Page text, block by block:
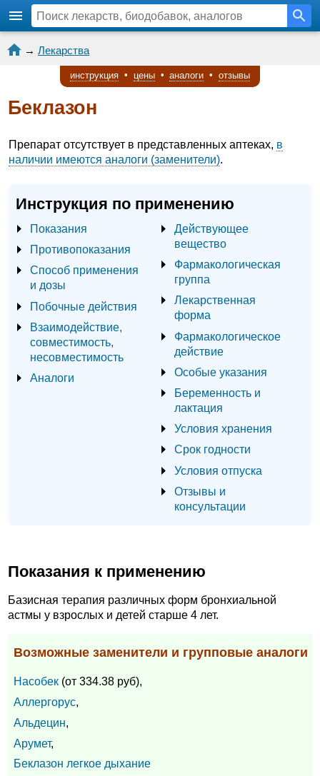
→ Лекарства
инструкция • цены • аналоги • отзывы
Беклазон
Препарат отсутствует в представленных аптеках, в
наличии имеются аналоги (заменители).
Инструкция по применению
Показания
Противопоказания
Способ применения
и дозы
Побочные действия
Взаимодействие,
совместимость,
несовместимость
Аналоги
Действующее
вещество
Фармакологическая
группа
Лекарственная
форма
Фармакологическое
действие
Особые указания
Беременность и
лактация
Условия хранения
Срок годности
Условия отпуска
Отзывы и
консультации
Показания к применению
Базисная терапия различных форм бронхиальной
астмы у взрослых и детей старше 4 лет.
Возможные заменители и групповые аналоги
Насобек (от 334.38 руб),
Аллергорус,
Альдецин,
Арумет,
Беклазон легкое дыхание